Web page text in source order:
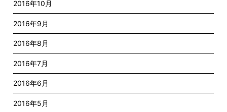
2016年10月
2016年9月
2016年8月
2016年7月
2016年6月
2016年5月